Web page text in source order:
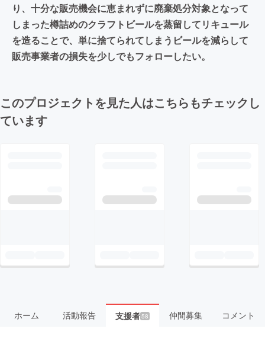
り、十分な販売機会に恵まれずに廃棄処分対象となって
しまった樽詰めのクラフトビールを蒸留してリキュール
を造ることで、単に捨てられてしまうビールを減らして
販売事業者の損失を少しでもフォローしたい。
このプロジェクトを見た人はこちらもチェックし
ています
ホーム 活動報告 支援者58 仲間募集 コメント